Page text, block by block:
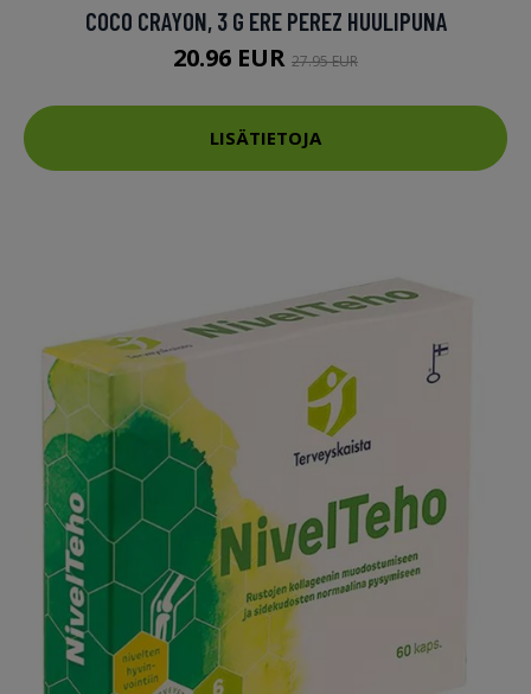
COCO CRAYON, 3 G ERE PEREZ HUULIPUNA
20.96 EUR 27.95 EUR
LISÄTIETOJA